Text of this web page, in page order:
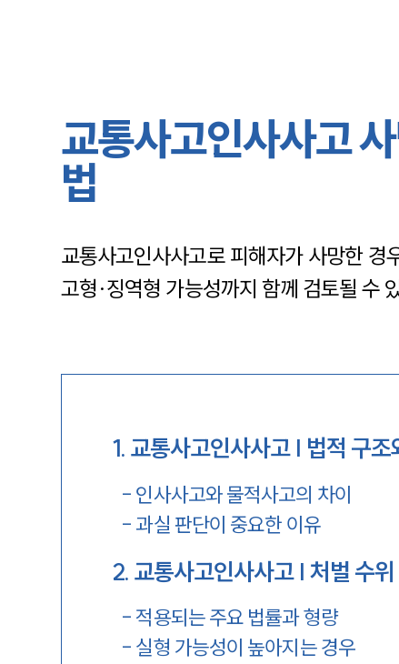
교통사고인사사고
법
교통사고인사사고로 피해자가 사망한
고형·징역형 가능성까지 함께 검토될 수
1. 교통사고인사사고 | 법적 구조
- 인사사고와 물적사고의 차이
- 과실 판단이 중요한 이유
2. 교통사고인사사고 | 처벌 수위
- 적용되는 주요 법률과 형량
- 실형 가능성이 높아지는 경우